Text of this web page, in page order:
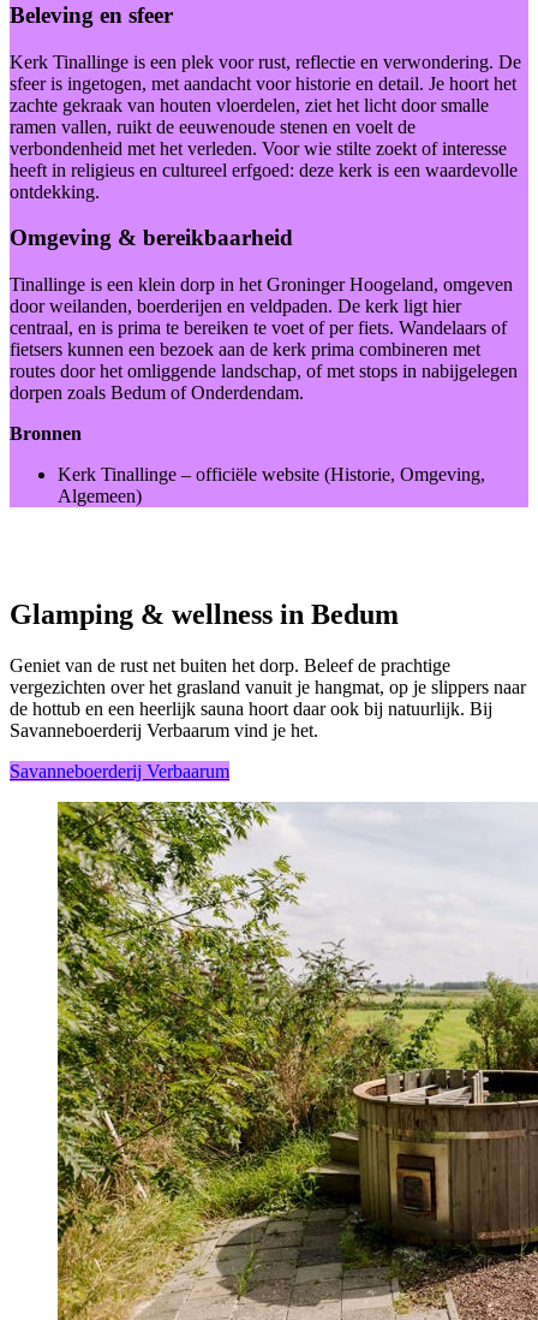
Beleving en sfeer
Kerk Tinallinge is een plek voor rust, reflectie en verwondering. De
sfeer is ingetogen, met aandacht voor historie en detail. Je hoort het
zachte gekraak van houten vloerdelen, ziet het licht door smalle
ramen vallen, ruikt de eeuwenoude stenen en voelt de
verbondenheid met het verleden. Voor wie stilte zoekt of interesse
heeft in religieus en cultureel erfgoed: deze kerk is een waardevolle
ontdekking.
Omgeving & bereikbaarheid
Tinallinge is een klein dorp in het Groninger Hoogeland, omgeven
door weilanden, boerderijen en veldpaden. De kerk ligt hier
centraal, en is prima te bereiken te voet of per fiets. Wandelaars of
fietsers kunnen een bezoek aan de kerk prima combineren met
routes door het omliggende landschap, of met stops in nabijgelegen
dorpen zoals Bedum of Onderdendam.
Bronnen
Kerk Tinallinge – officiële website (Historie, Omgeving,
Algemeen)
Glamping & wellness in Bedum
Geniet van de rust net buiten het dorp. Beleef de prachtige
vergezichten over het grasland vanuit je hangmat, op je slippers naar
de hottub en een heerlijk sauna hoort daar ook bij natuurlijk. Bij
Savanneboerderij Verbaarum vind je het.
Savanneboerderij Verbaarum